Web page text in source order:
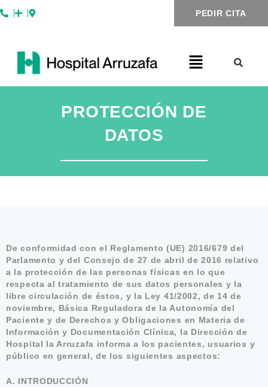
al
PEDIR CITA
PROTECCIÓN DE
DATOS
De conformidad con el Reglamento (UE) 2016/679 del
Parlamento y del Consejo de 27 de abril de 2016 relativo
a la protección de las personas físicas en lo que
respecta al tratamiento de sus datos personales y la
libre circulación de éstos, y la Ley 41/2002, de 14 de
noviembre, Básica Reguladora de la Autonomía del
Paciente y de Derechos y Obligaciones en Materia de
Información y Documentación Clínica, la Dirección de
Hospital la Arruzafa informa a los pacientes, usuarios y
público en general, de los siguientes aspectos:
A. INTRODUCCIÓN